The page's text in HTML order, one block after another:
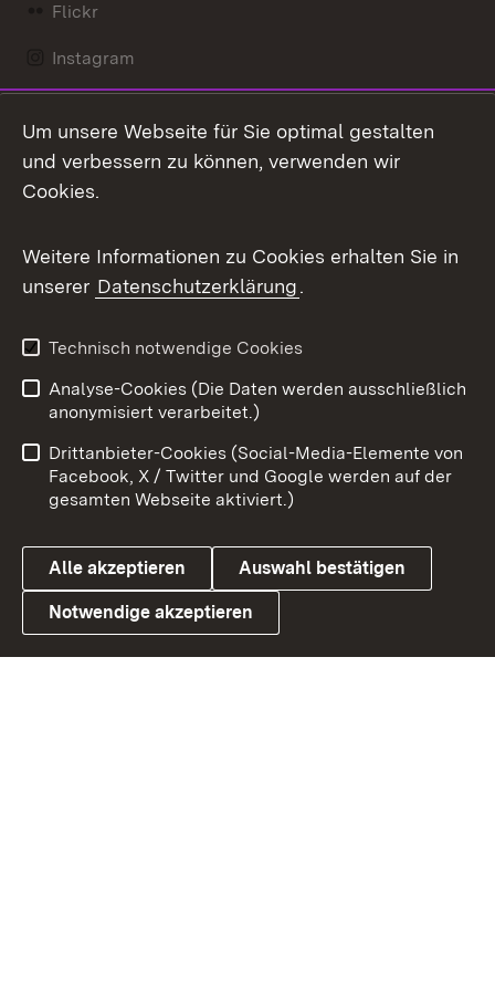
Flickr
Instagram
Mastodon
Messenger
Social Wall
X / Twitter
Youtube
Link zum Landesportal
Benutzungshinweise
Barrierefreiheit
Datenschutz
Cookies
Um unsere Webseite für Sie optimal gestalten
und verbessern zu können, verwenden wir
Cookies.
Weitere Informationen zu Cookies erhalten Sie in
unserer Datenschutzerklärung.
Technisch notwendige Cookies
Analyse-Cookies (Die Daten werden ausschließlich
anonymisiert verarbeitet.)
Drittanbieter-Cookies (Social-Media-Elemente von
Facebook, X / Twitter und Google werden auf der
gesamten Webseite aktiviert.)
Alle akzeptieren Auswahl bestätigen
Notwendige akzeptieren